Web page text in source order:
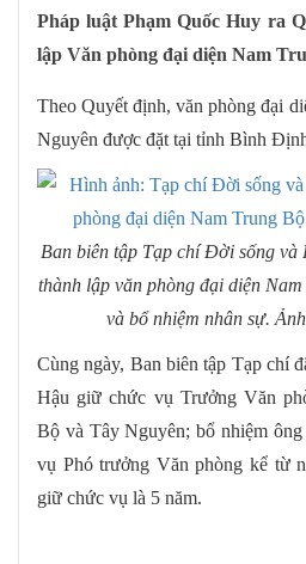
Pháp luật Phạm Quốc Huy ra
lập Văn phòng đại diện Nam
Theo Quyết định, văn phòng đại
Nguyên được đặt tại tỉnh Bình
Ban biên tập Tạp chí Đời sống và
thành lập văn phòng đại diện
và bổ nhiệm nhân sự.
Cùng ngày, Ban biên tập Tạp chí
Hậu giữ chức vụ Trưởng Văn
Bộ và Tây Nguyên; bổ nhiệm
vụ Phó trưởng Văn phòng kể từ
giữ chức vụ là 5 năm.